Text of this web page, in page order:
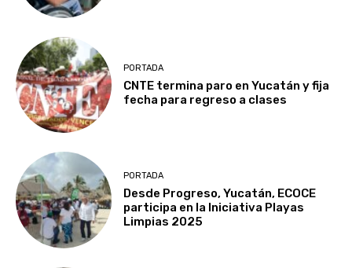
PORTADA
CNTE termina paro en Yucatán y fija
fecha para regreso a clases
PORTADA
Desde Progreso, Yucatán, ECOCE
participa en la Iniciativa Playas
Limpias 2025